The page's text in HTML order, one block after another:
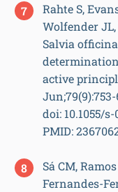
Rahte S,
Wolfender
Salvia
active
Jun;79(9):753-
doi: 10.1055/
PMID:
Sá CM,
Fernandes-